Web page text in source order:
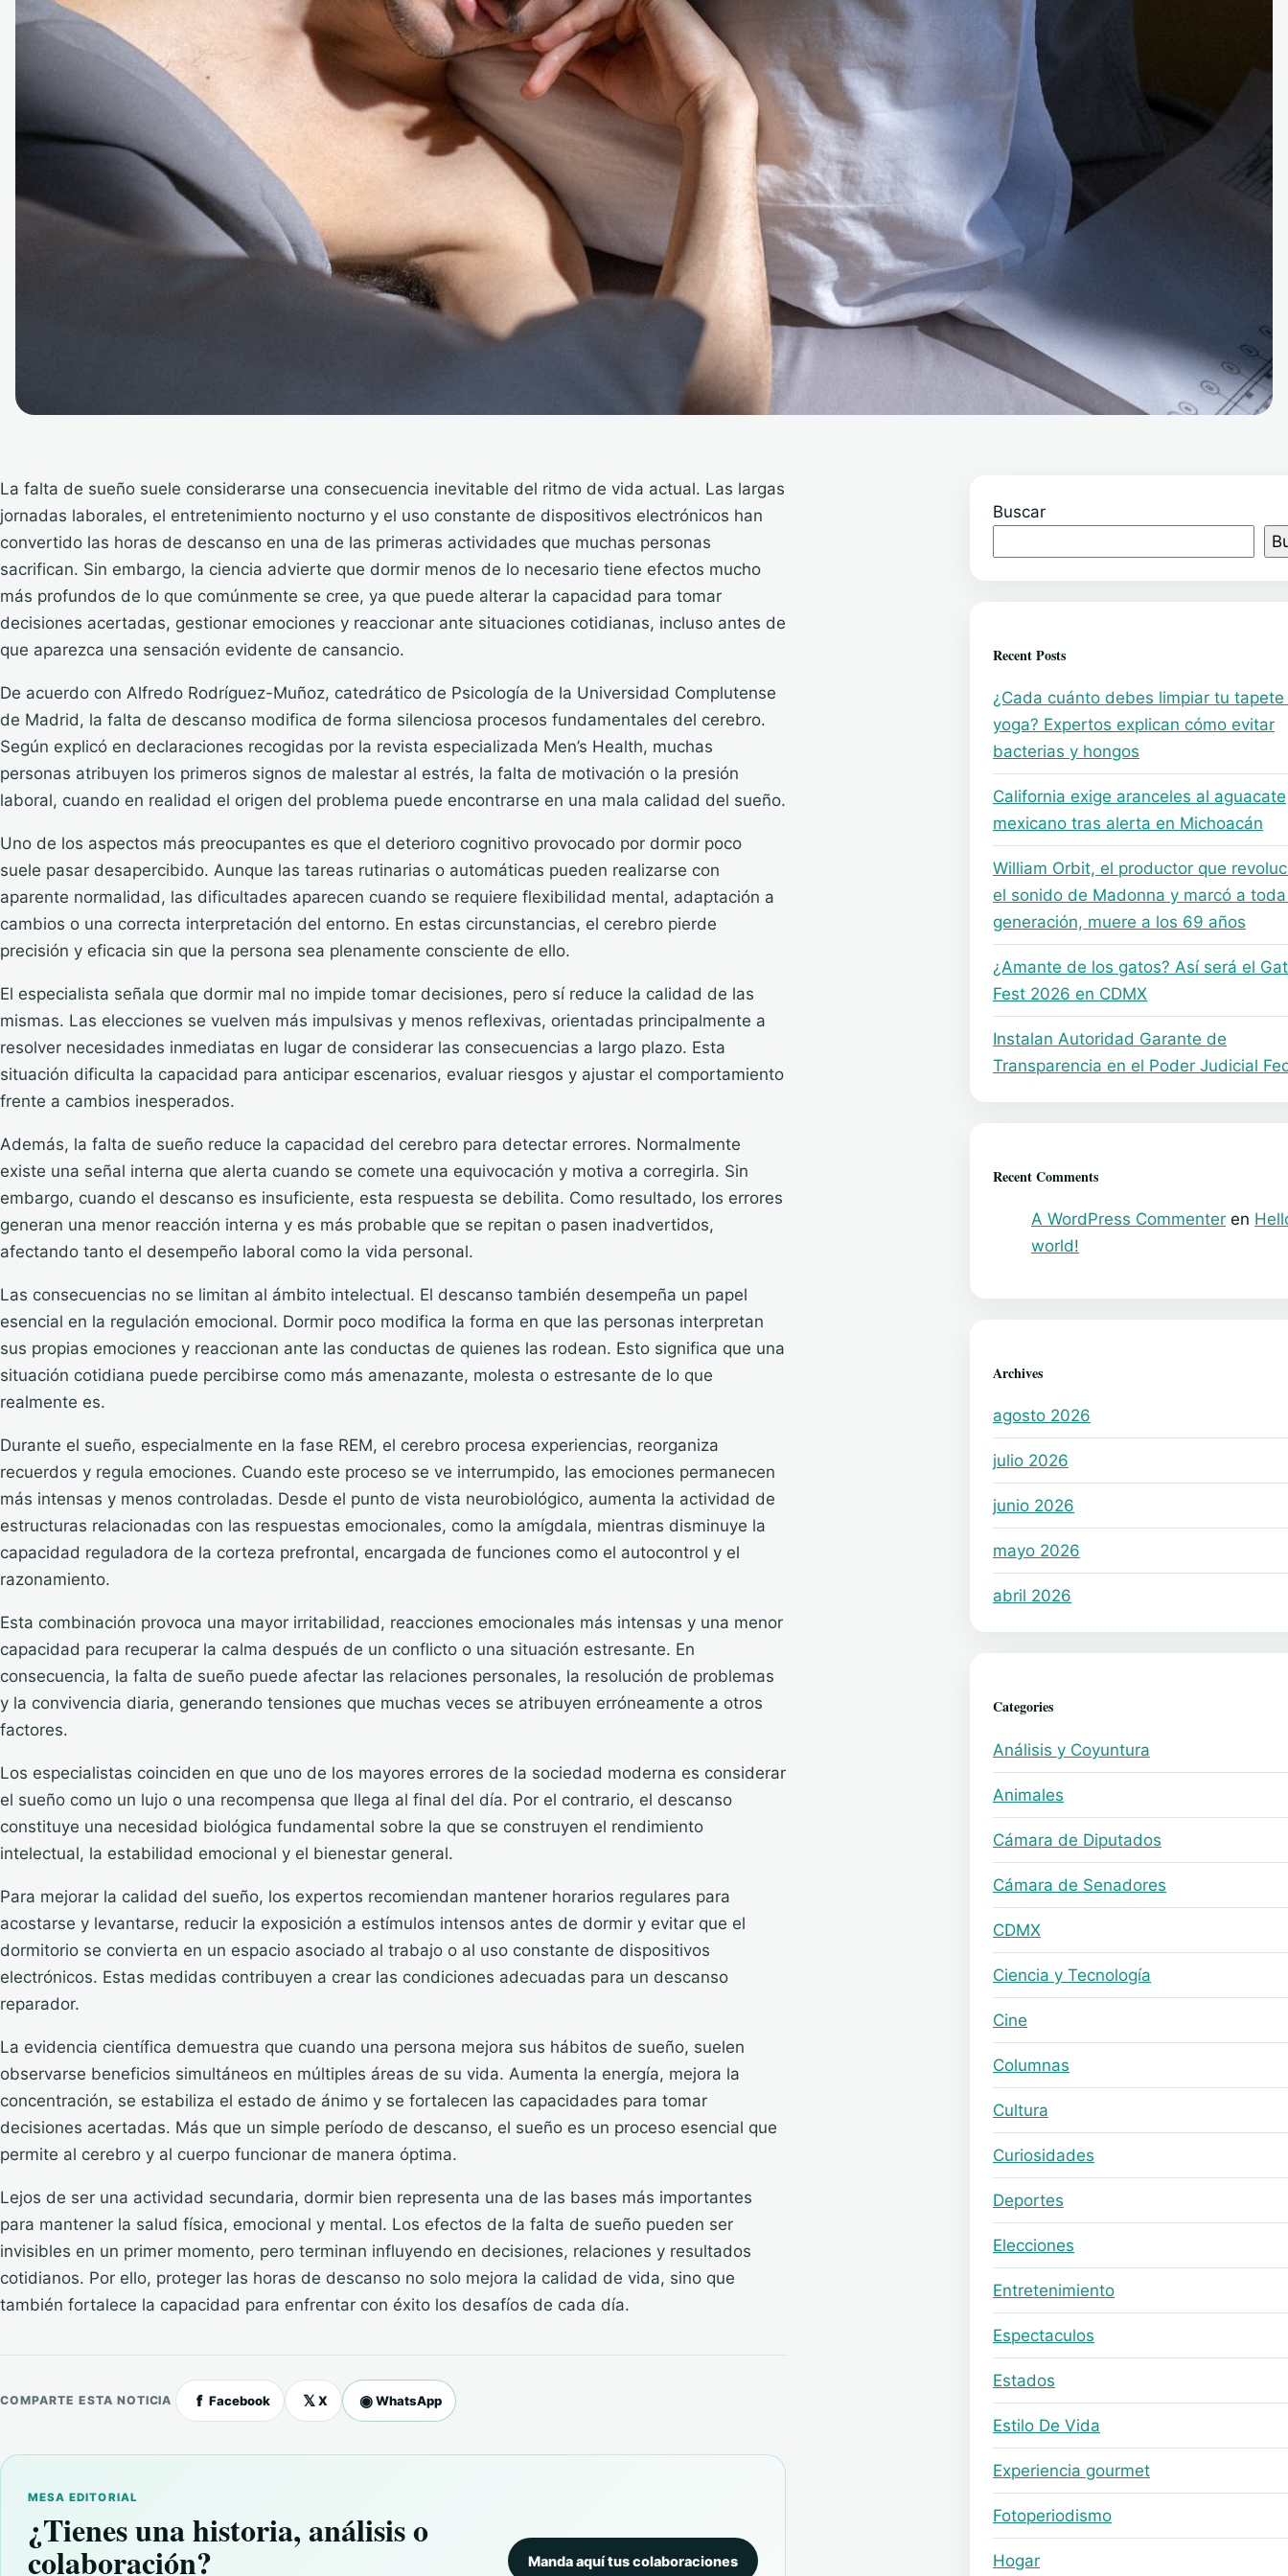
La falta de sueño suele considerarse una consecuencia inevitable del ritmo de vida actual. Las largas
jornadas laborales, el entretenimiento nocturno y el uso constante de dispositivos electrónicos han
convertido las horas de descanso en una de las primeras actividades que muchas personas
sacrifican. Sin embargo, la ciencia advierte que dormir menos de lo necesario tiene efectos mucho
más profundos de lo que comúnmente se cree, ya que puede alterar la capacidad para tomar
decisiones acertadas, gestionar emociones y reaccionar ante situaciones cotidianas, incluso antes de
que aparezca una sensación evidente de cansancio.
De acuerdo con Alfredo Rodríguez-Muñoz, catedrático de Psicología de la Universidad Complutense
de Madrid, la falta de descanso modifica de forma silenciosa procesos fundamentales del cerebro.
Según explicó en declaraciones recogidas por la revista especializada Men’s Health, muchas
personas atribuyen los primeros signos de malestar al estrés, la falta de motivación o la presión
laboral, cuando en realidad el origen del problema puede encontrarse en una mala calidad del sueño.
Uno de los aspectos más preocupantes es que el deterioro cognitivo provocado por dormir poco
suele pasar desapercibido. Aunque las tareas rutinarias o automáticas pueden realizarse con
aparente normalidad, las dificultades aparecen cuando se requiere flexibilidad mental, adaptación a
cambios o una correcta interpretación del entorno. En estas circunstancias, el cerebro pierde
precisión y eficacia sin que la persona sea plenamente consciente de ello.
El especialista señala que dormir mal no impide tomar decisiones, pero sí reduce la calidad de las
mismas. Las elecciones se vuelven más impulsivas y menos reflexivas, orientadas principalmente a
resolver necesidades inmediatas en lugar de considerar las consecuencias a largo plazo. Esta
situación dificulta la capacidad para anticipar escenarios, evaluar riesgos y ajustar el comportamiento
frente a cambios inesperados.
Además, la falta de sueño reduce la capacidad del cerebro para detectar errores. Normalmente
existe una señal interna que alerta cuando se comete una equivocación y motiva a corregirla. Sin
embargo, cuando el descanso es insuficiente, esta respuesta se debilita. Como resultado, los errores
generan una menor reacción interna y es más probable que se repitan o pasen inadvertidos,
afectando tanto el desempeño laboral como la vida personal.
Las consecuencias no se limitan al ámbito intelectual. El descanso también desempeña un papel
esencial en la regulación emocional. Dormir poco modifica la forma en que las personas interpretan
sus propias emociones y reaccionan ante las conductas de quienes las rodean. Esto significa que una
situación cotidiana puede percibirse como más amenazante, molesta o estresante de lo que
realmente es.
Durante el sueño, especialmente en la fase REM, el cerebro procesa experiencias, reorganiza
recuerdos y regula emociones. Cuando este proceso se ve interrumpido, las emociones permanecen
más intensas y menos controladas. Desde el punto de vista neurobiológico, aumenta la actividad de
estructuras relacionadas con las respuestas emocionales, como la amígdala, mientras disminuye la
capacidad reguladora de la corteza prefrontal, encargada de funciones como el autocontrol y el
razonamiento.
Esta combinación provoca una mayor irritabilidad, reacciones emocionales más intensas y una menor
capacidad para recuperar la calma después de un conflicto o una situación estresante. En
consecuencia, la falta de sueño puede afectar las relaciones personales, la resolución de problemas
y la convivencia diaria, generando tensiones que muchas veces se atribuyen erróneamente a otros
factores.
Los especialistas coinciden en que uno de los mayores errores de la sociedad moderna es considerar
el sueño como un lujo o una recompensa que llega al final del día. Por el contrario, el descanso
constituye una necesidad biológica fundamental sobre la que se construyen el rendimiento
intelectual, la estabilidad emocional y el bienestar general.
Para mejorar la calidad del sueño, los expertos recomiendan mantener horarios regulares para
acostarse y levantarse, reducir la exposición a estímulos intensos antes de dormir y evitar que el
dormitorio se convierta en un espacio asociado al trabajo o al uso constante de dispositivos
electrónicos. Estas medidas contribuyen a crear las condiciones adecuadas para un descanso
reparador.
La evidencia científica demuestra que cuando una persona mejora sus hábitos de sueño, suelen
observarse beneficios simultáneos en múltiples áreas de su vida. Aumenta la energía, mejora la
concentración, se estabiliza el estado de ánimo y se fortalecen las capacidades para tomar
decisiones acertadas. Más que un simple período de descanso, el sueño es un proceso esencial que
permite al cerebro y al cuerpo funcionar de manera óptima.
Lejos de ser una actividad secundaria, dormir bien representa una de las bases más importantes
para mantener la salud física, emocional y mental. Los efectos de la falta de sueño pueden ser
invisibles en un primer momento, pero terminan influyendo en decisiones, relaciones y resultados
cotidianos. Por ello, proteger las horas de descanso no solo mejora la calidad de vida, sino que
también fortalece la capacidad para enfrentar con éxito los desafíos de cada día.
COMPARTE ESTA NOTICIA f Facebook 𝕏 X ◉ WhatsApp
MESA EDITORIAL
¿Tienes una historia, análisis o
colaboración? Manda aquí tus colaboraciones
Buscar
Recent Posts
¿Cada cuánto debes limpiar tu
yoga? Expertos explican cómo evitar
bacterias y hongos
California exige aranceles al aguacate
mexicano tras alerta en Michoacán
William Orbit, el productor que
el sonido de Madonna y marcó a
generación, muere a los 69 años
¿Amante de los gatos? Así será el
Fest 2026 en CDMX
Instalan Autoridad Garante de
Transparencia en el Poder Judicial
Recent Comments
A WordPress Commenter en
world!
Archives
agosto 2026
julio 2026
junio 2026
mayo 2026
abril 2026
Categories
Análisis y Coyuntura
Animales
Cámara de Diputados
Cámara de Senadores
CDMX
Ciencia y Tecnología
Cine
Columnas
Cultura
Curiosidades
Deportes
Elecciones
Entretenimiento
Espectaculos
Estados
Estilo De Vida
Experiencia gourmet
Fotoperiodismo
Hogar